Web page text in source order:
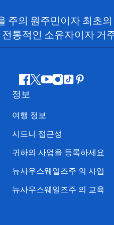
의 원주민이자 최초
통적인 소유자이자 거
페
이
북
지
다
유 인
램
틱
핀
정보
여행 정보
시드니 접근성
귀하의 사업을 등록하세요
뉴사우스웨일즈주 의 사업
뉴사우스웨일즈주 의 교육